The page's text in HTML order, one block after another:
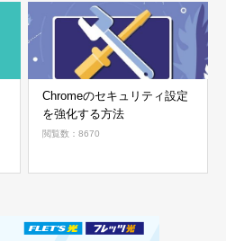
Chromeのセキュリティ設定
を強化する方法
閲覧数：8670